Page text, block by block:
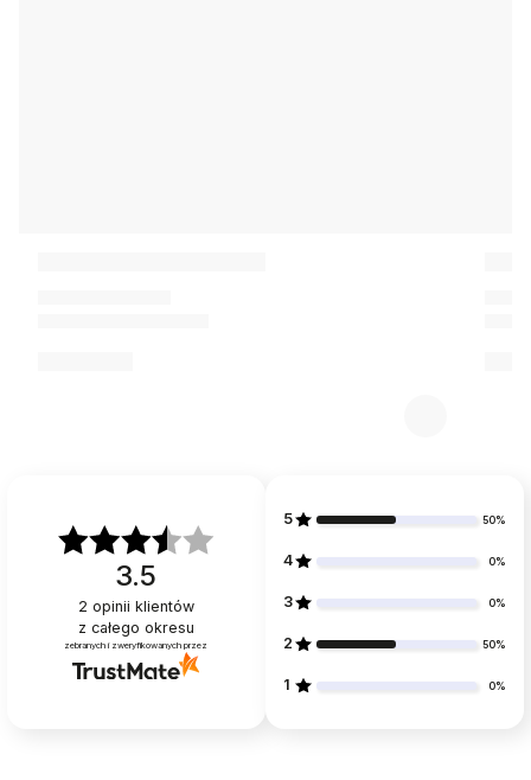
3.5
2 opinii klientów
z całego okresu
zebranych i zweryfikowanych przez
5 50%
4 0%
3 0%
2 50%
1 0%